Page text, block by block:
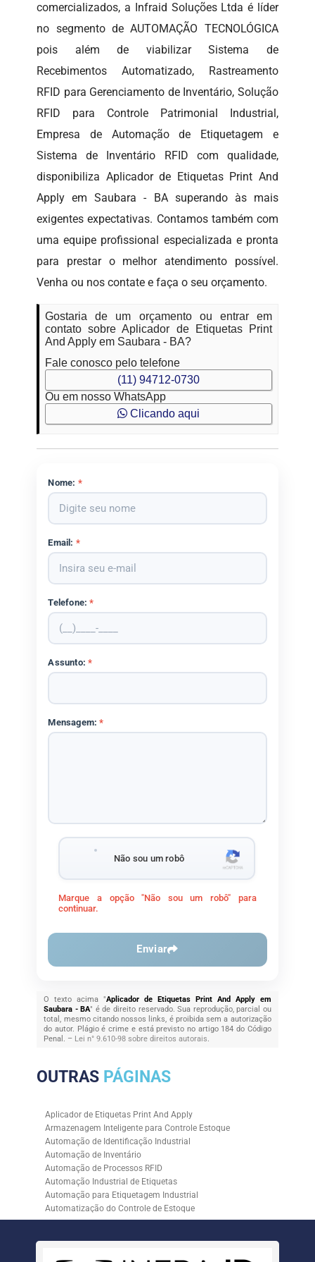
comercializados, a Infraid Soluções Ltda é líder
no segmento de AUTOMAÇÃO TECNOLÓGICA
pois além de viabilizar Sistema de
Recebimentos Automatizado, Rastreamento
RFID para Gerenciamento de Inventário, Solução
RFID para Controle Patrimonial Industrial,
Empresa de Automação de Etiquetagem e
Sistema de Inventário RFID com qualidade,
disponibiliza Aplicador de Etiquetas Print And
Apply em Saubara - BA superando às mais
exigentes expectativas. Contamos também com
uma equipe profissional especializada e pronta
para prestar o melhor atendimento possível.
Venha ou nos contate e faça o seu orçamento.
Gostaria de um orçamento ou entrar em
contato sobre Aplicador de Etiquetas Print
And Apply em Saubara - BA?
Fale conosco pelo telefone
(11) 94712-0730
Ou em nosso WhatsApp
Clicando aqui
Nome: *
Email: *
Telefone:*
Assunto:*
Mensagem:*
Não sou um robô
Marque a opção "Não sou um robô" para
continuar.
Enviar
O texto acima "Aplicador de Etiquetas Print And Apply em
Saubara - BA" é de direito reservado. Sua reprodução, parcial ou
total, mesmo citando nossos links, é proibida sem a autorização
do autor. Plágio é crime e está previsto no artigo 184 do Código
Penal. – Lei n° 9.610-98 sobre direitos autorais.
OUTRAS PÁGINAS
Aplicador de Etiquetas Print And Apply
Armazenagem Inteligente para Controle Estoque
Automação de Identificação Industrial
Automação de Inventário
Automação de Processos RFID
Automação Industrial de Etiquetas
Automação para Etiquetagem Industrial
Automatização do Controle de Estoque
Controle de Estoque com RFID